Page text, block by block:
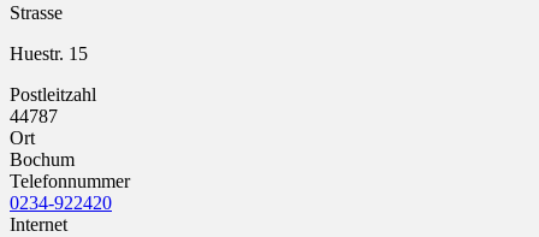
Strasse
Huestr. 15
Postleitzahl
44787
Ort
Bochum
Telefonnummer
0234-922420
Internet